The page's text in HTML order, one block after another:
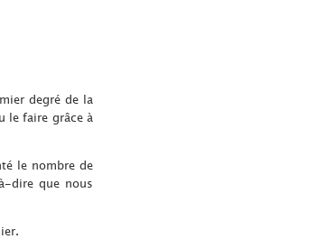
degré de la
le faire grâce à
le nombre de
dire que nous